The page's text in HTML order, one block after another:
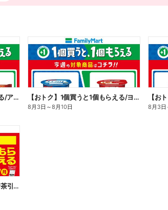
【おトク】1個買うと1個もらえる/アイス 【おトク】1個買うと1個もらえる/ヨーグルト
8月3日 ～8月10日
【お
8月3日
【無料引換券!】焼き麺買うとお茶引換券貰える!